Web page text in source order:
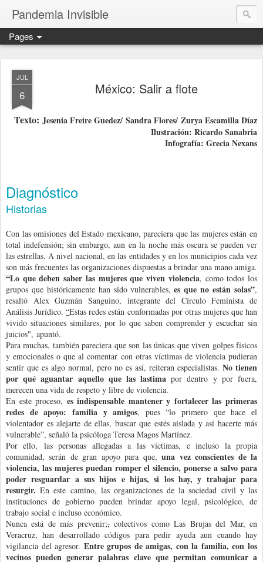
Pandemia Invisible
Pages
JUL
6 México: Salir a flote
Texto: Jesenia Freire Guedez/ Sandra Flores/ Zurya Escamilla Díaz
Ilustración: Ricardo Sanabria
Infografía: Grecia Nexans
Diagnóstico
Historias
Con las omisiones del Estado mexicano, pareciera que las mujeres están en
total indefensión; sin embargo, aun en la noche más oscura se pueden ver
las estrellas. A nivel nacional, en las entidades y en los municipios cada vez
son más frecuentes las organizaciones dispuestas a brindar una mano amiga.
“Lo que deben saber las mujeres que viven violencia, como todos los
grupos que históricamente han sido vulnerables,es que no están solas”,
resaltó Alex Guzmán Sanguino, integrante del Círculo Feminista de
Análisis Jurídico.“Estas redes están conformadas por otras mujeres que han
vivido situaciones similares, por lo que saben comprender y escuchar sin
juicios", apuntó.
Para muchas, también pareciera que son las únicas que viven golpes físicos
y emocionales o que al comentar con otras víctimas de violencia pudieran
sentir que es algo normal, pero no es así, reiteran especialistas. No tienen
por qué aguantar aquello que las lastima por dentro y por fuera,
merecen una vida de respeto y libre de violencia.
En este proceso, es indispensable mantener y fortalecer las primeras
redes de apoyo: familia y amigos, pues “lo primero que hace el
violentador es alejarte de ellas, buscar que estés aislada y así hacerte más
vulnerable”, señaló la psicóloga Teresa Magos Martínez.
Por ello, las personas allegadas a las víctimas, e incluso la propia
comunidad, serán de gran apoyo para que,una vez conscientes de la
violencia, las mujeres puedan romper el silencio, ponerse a salvo para
poder resguardar a sus hijos e hijas, si los hay, y trabajar para
resurgir. En este camino, las organizaciones de la sociedad civil y las
instituciones de gobierno pueden brindar apoyo legal, psicológico, de
trabajo social e incluso económico.
Nunca está de más prevenir;,colectivos como Las Brujas del Mar, en
Veracruz, han desarrollado códigos para pedir ayuda aun cuando hay
vigilancia del agresor. Entre grupos de amigas, con la familia, con los
vecinos pueden generar palabras clave que permitan comunicar a